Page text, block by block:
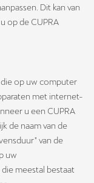
Dit kan van
op de CUPRA
op uw computer
met internet-
u een CUPRA
de naam van de
van de
uw
meestal bestaat